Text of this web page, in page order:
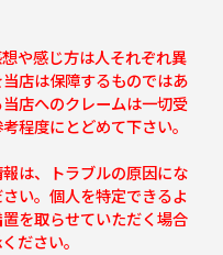
や感じ方は人それぞれ異
店は保障するものではあ
店へのクレームは一切受
程度にとどめて下さい。
は、トラブルの原因にな
い。個人を特定できるよ
を取らせていただく場合
ださい。